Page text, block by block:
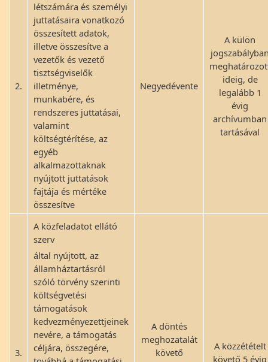
2.
létszámára és személyi
juttatásaira vonatkozó
összesített adatok,
illetve összesítve a
vezetők és vezető
tisztségviselők
illetménye,
munkabére, és
rendszeres juttatásai,
valamint
költségtérítése, az
egyéb
alkalmazottaknak
nyújtott juttatások
fajtája és mértéke
összesítve
Negyedévente
A külön
ideig, de
legalább 1
évig
archívumban
tartásával
3.
A közfeladatot ellátó
szerv
által nyújtott, az
államháztartásról
szóló törvény szerinti
költségvetési
támogatások
kedvezményezettjeinek
nevére, a támogatás
céljára, összegére,
A döntés
meghozatalát
követő
A közzétételt
követő 5 évig